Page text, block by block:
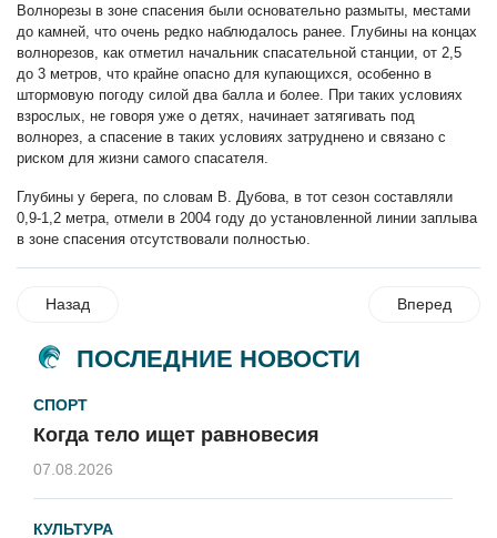
Волнорезы в зоне спасения были основательно размыты, местами
до камней, что очень редко наблюдалось ранее. Глубины на концах
волнорезов, как отметил начальник спасательной станции, от 2,5
до 3 метров, что крайне опасно для купающихся, особенно в
штормовую погоду силой два балла и более. При таких условиях
взрослых, не говоря уже о детях, начинает затягивать под
волнорез, а спасение в таких условиях затруднено и связано с
риском для жизни самого спасателя.
Глубины у берега, по словам В. Дубова, в тот сезон составляли
0,9-1,2 метра, отмели в 2004 году до установленной линии заплыва
в зоне спасения отсутствовали полностью.
Назад Вперед
ПОСЛЕДНИЕ НОВОСТИ
СПОРТ
Когда тело ищет равновесия
07.08.2026
КУЛЬТУРА